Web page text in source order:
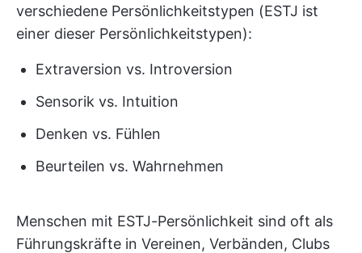
verschiedene Persönlichkeitstypen (ESTJ ist
einer dieser Persönlichkeitstypen):
Extraversion vs. Introversion
Sensorik vs. Intuition
Denken vs. Fühlen
Beurteilen vs. Wahrnehmen
Menschen mit ESTJ-Persönlichkeit sind oft als
Führungskräfte in Vereinen, Verbänden, Clubs